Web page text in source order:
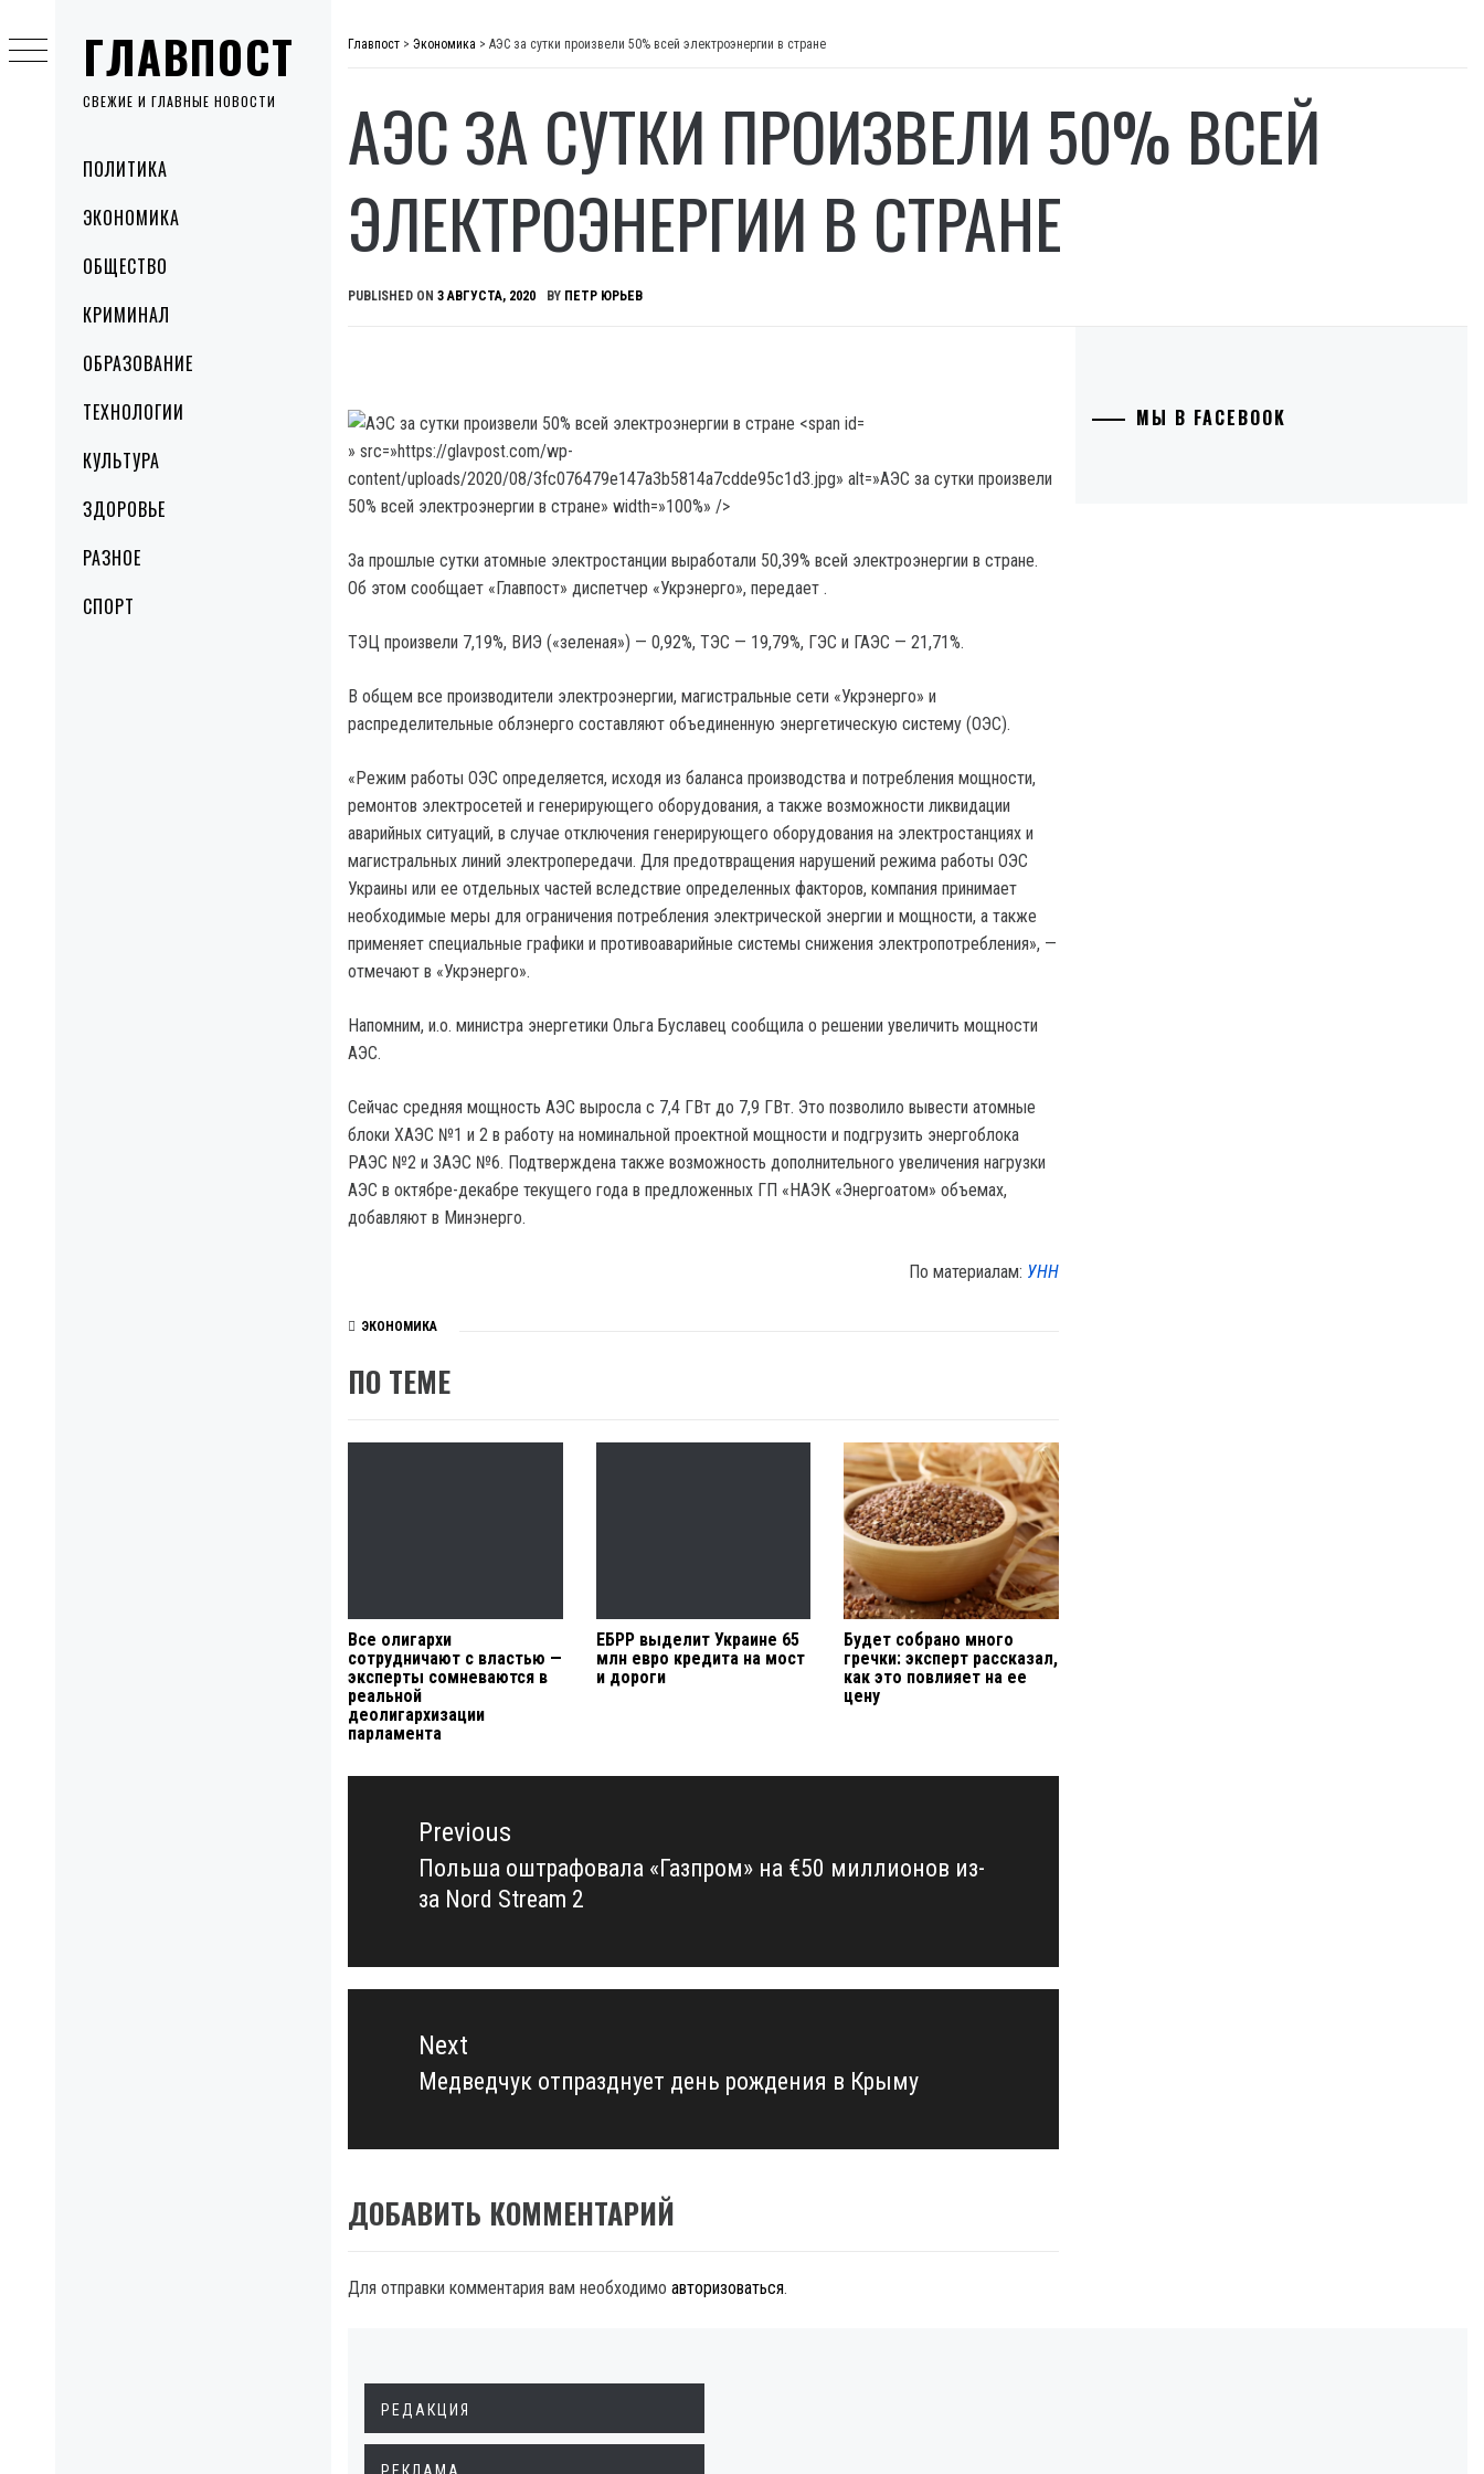
ГЛАВПОСТ
СВЕЖИЕ И ГЛАВНЫЕ НОВОСТИ
MenuПОЛИТИКА
ЭКОНОМИКА
ОБЩЕСТВО
КРИМИНАЛ
ОБРАЗОВАНИЕ
ТЕХНОЛОГИИ
КУЛЬТУРА
ЗДОРОВЬЕ
РАЗНОЕ
СПОРТ
to
content
Главпост > Экономика > АЭС за сутки произвели 50% всей электроэнергии в стране
АЭС ЗА СУТКИ ПРОИЗВЕЛИ 50% ВСЕЙ
ЭЛЕКТРОЭНЕРГИИ В СТРАНЕ
PUBLISHED ON 3 АВГУСТА, 2020 BY ПЕТР ЮРЬЕВ
» src=»https://glavpost.com/wp-
content/uploads/2020/08/3fc076479e147a3b5814a7cdde95c1d3.jpg» alt=»АЭС за сутки произвели
50% всей электроэнергии в стране» width=»100%» />
За прошлые сутки атомные электростанции выработали 50,39% всей электроэнергии в стране.
Об этом сообщает «Главпост» диспетчер «Укрэнерго», передает .
ТЭЦ произвели 7,19%, ВИЭ («зеленая») — 0,92%, ТЭС — 19,79%, ГЭС и ГАЭС — 21,71%.
В общем все производители электроэнергии, магистральные сети «Укрэнерго» и
распределительные облэнерго составляют объединенную энергетическую систему (ОЭС).
«Режим работы ОЭС определяется, исходя из баланса производства и потребления мощности,
ремонтов электросетей и генерирующего оборудования, а также возможности ликвидации
аварийных ситуаций, в случае отключения генерирующего оборудования на электростанциях и
магистральных линий электропередачи. Для предотвращения нарушений режима работы ОЭС
Украины или ее отдельных частей вследствие определенных факторов, компания принимает
необходимые меры для ограничения потребления электрической энергии и мощности, а также
применяет специальные графики и противоаварийные системы снижения электропотребления», —
отмечают в «Укрэнерго».
Напомним, и.о. министра энергетики Ольга Буславец сообщила о решении увеличить мощности
АЭС.
Сейчас средняя мощность АЭС выросла с 7,4 ГВт до 7,9 ГВт. Это позволило вывести атомные
блоки ХАЭС №1 и 2 в работу на номинальной проектной мощности и подгрузить энергоблока
РАЭС №2 и ЗАЭС №6. Подтверждена также возможность дополнительного увеличения нагрузки
АЭС в октябре-декабре текущего года в предложенных ГП «НАЭК «Энергоатом» объемах,
добавляют в Минэнерго.
По материалам: УНН
ЭКОНОМИКА
ПО ТЕМЕ
Все олигархи
сотрудничают с властью —
эксперты сомневаются в
реальной
деолигархизации
парламента
ЕБРР выделит Украине 65
млн евро кредита на мост
и дороги
Будет собрано много
гречки: эксперт рассказал,
как это повлияет на ее
цену
Навигация
записямPrevious
Previous
post:
Польша оштрафовала «Газпром» на €50 миллионов из-
за Nord Stream 2
Next
Next
Медведчук отпразднует день рождения в Крыму
ДОБАВИТЬ КОММЕНТАРИЙ
Для отправки комментария вам необходимо авторизоваться.
МЫ В FACEBOOK
РЕДАКЦИЯ